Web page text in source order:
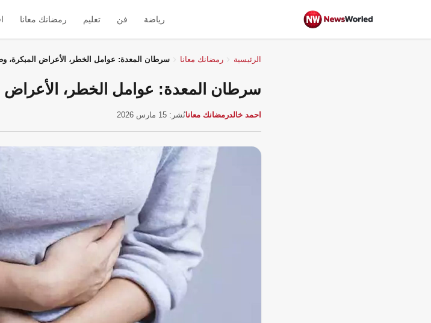
رياضة فن تعليم رمضانك معانا
الرئيسية رمضانك معانا سرطان المعدة: عوامل الخطر، الأعراض المبكرة،
سرطان المعدة: عوامل الخطر، الأعراض
احمد خالدرمضانك معانانُشر: 15 مارس 2026